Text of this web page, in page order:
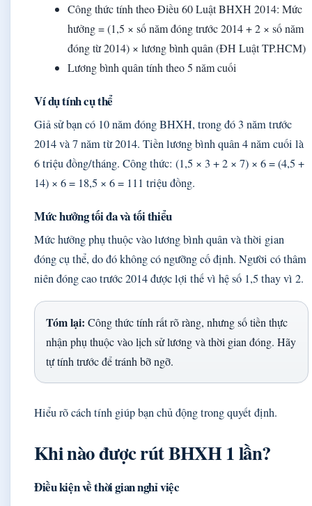
Công thức tính theo Điều 60 Luật BHXH 2014: Mức
hưởng = (1,5 × số năm đóng trước 2014 + 2 × số năm
đóng từ 2014) × lương bình quân (ĐH Luật TP.HCM)
Lương bình quân tính theo 5 năm cuối
Ví dụ tính cụ thể
Giả sử bạn có 10 năm đóng BHXH, trong đó 3 năm trước
2014 và 7 năm từ 2014. Tiền lương bình quân 4 năm cuối là
6 triệu đồng/tháng. Công thức: (1,5 × 3 + 2 × 7) × 6 = (4,5 +
14) × 6 = 18,5 × 6 = 111 triệu đồng.
Mức hưởng tối đa và tối thiểu
Mức hưởng phụ thuộc vào lương bình quân và thời gian
đóng cụ thể, do đó không có ngưỡng cố định. Người có thâm
niên đóng cao trước 2014 được lợi thế vì hệ số 1,5 thay vì 2.
Tóm lại: Công thức tính rất rõ ràng, nhưng số tiền thực
nhận phụ thuộc vào lịch sử lương và thời gian đóng. Hãy
tự tính trước để tránh bỡ ngỡ.
Hiểu rõ cách tính giúp bạn chủ động trong quyết định.
Khi nào được rút BHXH 1 lần?
Điều kiện về thời gian nghỉ việc